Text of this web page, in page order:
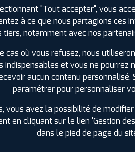
Accès Camping Car et véhicules
utilitaires carrossés
. Bons conseils. Je
"Tout accepter", vous
à ce que nous partagions ces
tiers, notamment avec nos
cas où vous refusez, nous
indispensables et vous ne pourrez
aucun contenu personnalisé.
paramétrer pour personnaliser
vous avez la possibilité de
en cliquant sur le lien 'Gestion
dans le pied de page du